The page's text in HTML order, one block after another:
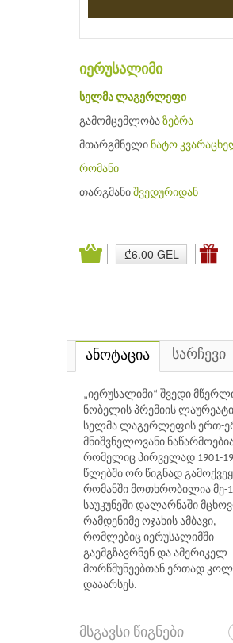
იერუსალიმი
სელმა ლაგერლეფი
გამომცემლობა ზებრა
მთარგმნელი ნატო
რომანი
თარგმანი შვედურიდან
₾6.00 GEL
ანოტაცია სარჩევი
„იერუსალიმი“ შვედი
ნობელის პრემიის
სელმა ლაგერლეფის ერთ-
მნიშვნელოვანი
რომელიც პირველად 1901-
წლებში ორ წიგნად
რომანში მოთხრობილია მე-
საუკუნეში დალარნაში
რამდენიმე ოჯახის ამბავი,
რომლებიც იერუსალიმში
გაემგზავრნენ და ამერიკელ
მორწმუნეებთან ერთად
დააარსეს.
მსგავსი წიგნები